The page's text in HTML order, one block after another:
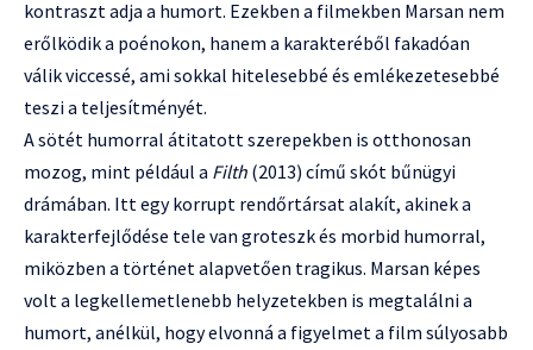
kontraszt adja a humort. Ezekben a filmekben Marsan nem
erőlködik a poénokon, hanem a karakteréből fakadóan
válik viccessé, ami sokkal hitelesebbé és emlékezetesebbé
teszi a teljesítményét.
A sötét humorral átitatott szerepekben is otthonosan
mozog, mint például a Filth (2013) című skót bűnügyi
drámában. Itt egy korrupt rendőrtársat alakít, akinek a
karakterfejlődése tele van groteszk és morbid humorral,
miközben a történet alapvetően tragikus. Marsan képes
volt a legkellemetlenebb helyzetekben is megtalálni a
humort, anélkül, hogy elvonná a figyelmet a film súlyosabb